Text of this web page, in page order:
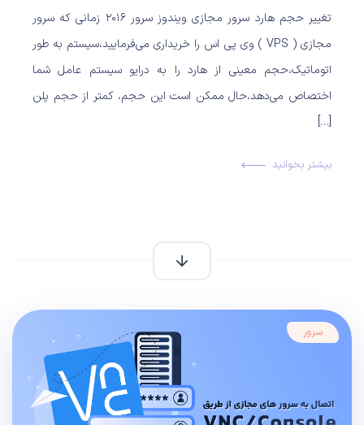
تغییر حجم هارد سرور مجازی ویندوز سرور ۲۰۱۶ زمانی که سرور
مجازی ( VPS ) وی پی اس را خریداری می‌فرمایید،سیستم به طور
اتوماتیک،حجم معینی از هارد را به درایو سیستم عامل شما
اختصاص می‌دهد،حال ممکن است این حجم، کمتر از حجم پلن
[…]
بیشتر بخوانید
سرور